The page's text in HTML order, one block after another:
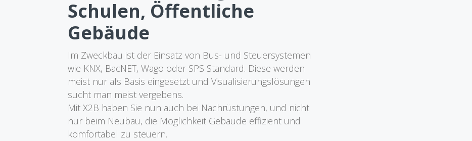
Schulen, Öffentliche
Gebäude
Im Zweckbau ist der Einsatz von Bus- und Steuersystemen
wie KNX, BacNET, Wago oder SPS Standard. Diese werden
meist nur als Basis eingesetzt und Visualisierungslösungen
sucht man meist vergebens.
Mit X2B haben Sie nun auch bei Nachrüstungen, und nicht
nur beim Neubau, die Möglichkeit Gebäude effizient und
komfortabel zu steuern.